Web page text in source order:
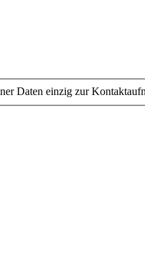
Daten einzig zur